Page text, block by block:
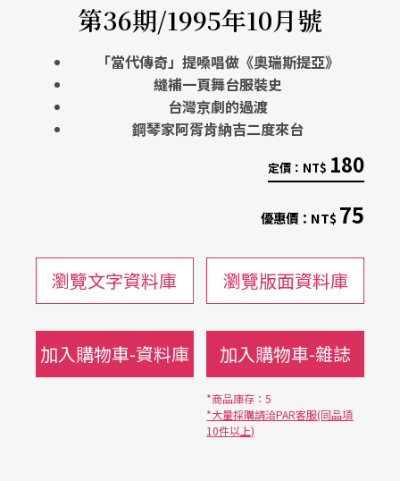
第36期/1995年10月號
「當代傳奇」提嗓唱做《奧瑞斯提亞》
縫補一頁舞台服裝史
台灣京劇的過渡
鋼琴家阿胥肯納吉二度來台
定價： NT$ 180
優惠價： NT$75
瀏覽文字資料庫 瀏覽版面資料庫
加入購物車-資料庫 加入購物車-雜誌
*商品庫存：5
*大量採購請洽PAR客服(同品項
10件以上)